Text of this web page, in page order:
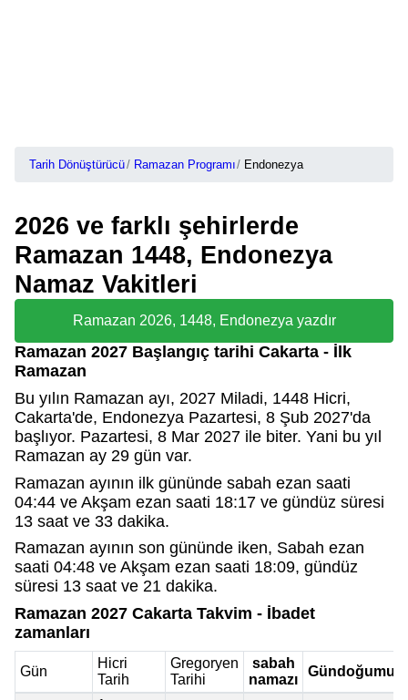
Tarih Dönüştürücü Ramazan Programı Endonezya
2026 ve farklı şehirlerde
Ramazan 1448, Endonezya
Namaz Vakitleri
Ramazan 2026, 1448, Endonezya yazdır
Ramazan 2027 Başlangıç tarihi Cakarta - İlk
Ramazan
Bu yılın Ramazan ayı, 2027 Miladi, 1448 Hicri,
Cakarta'de, Endonezya Pazartesi, 8 Şub 2027'da
başlıyor. Pazartesi, 8 Mar 2027 ile biter. Yani bu yıl
Ramazan ay 29 gün var.
Ramazan ayının ilk gününde sabah ezan saati
04:44 ve Akşam ezan saati 18:17 ve gündüz süresi
13 saat ve 33 dakika.
Ramazan ayının son gününde iken, Sabah ezan
saati 04:48 ve Akşam ezan saati 18:09, gündüz
süresi 13 saat ve 21 dakika.
Ramazan 2027 Cakarta Takvim - İbadet
zamanları
Gün
Hicri
Tarih
Gregoryen
Tarihi
sabah
namazı
Gündoğumu